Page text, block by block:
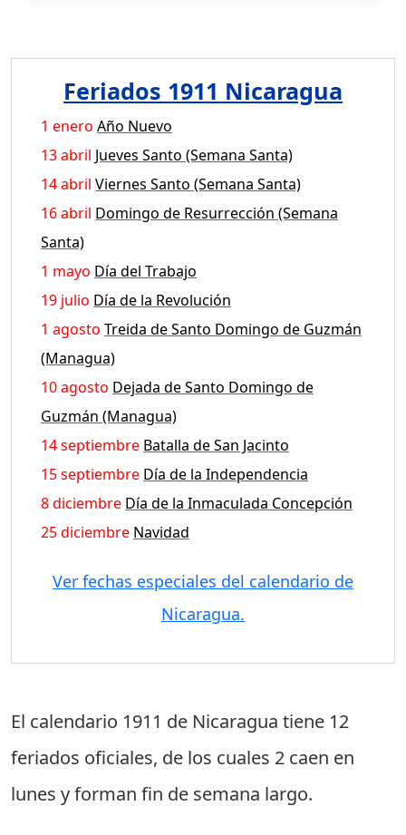
Feriados 1911 Nicaragua
1 enero Año Nuevo
13 abril Jueves Santo (Semana Santa)
14 abril Viernes Santo (Semana Santa)
16 abril Domingo de Resurrección (Semana
Santa)
1 mayo Día del Trabajo
19 julio Día de la Revolución
1 agosto Treida de Santo Domingo de Guzmán
(Managua)
10 agosto Dejada de Santo Domingo de
Guzmán (Managua)
14 septiembre Batalla de San Jacinto
15 septiembre Día de la Independencia
8 diciembre Día de la Inmaculada Concepción
25 diciembre Navidad
Ver fechas especiales del calendario de
Nicaragua.
El calendario 1911 de Nicaragua tiene 12
feriados oficiales, de los cuales 2 caen en
lunes y forman fin de semana largo.